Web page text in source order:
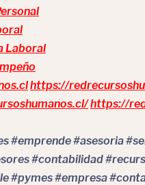
Laboral
https://
https://
#emprende #asesoria
#contabilidad
#pymes #empresa